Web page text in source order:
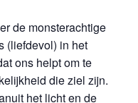
de monsterachtige
(liefdevol) in het
ons helpt om te
die ziel zijn.
het licht en de